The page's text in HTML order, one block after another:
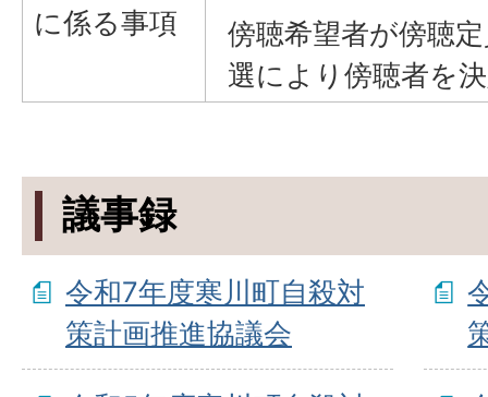
に係る事項
傍聴希望者が傍聴
選により傍聴者を
議事録
令和7年度寒川町自殺対
策計画推進協議会